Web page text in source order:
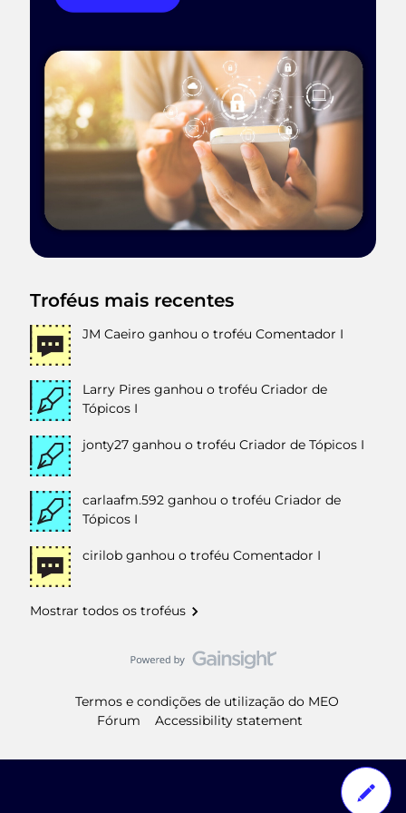
Troféus mais recentes
JM Caeiro ganhou o troféu Comentador I
Larry Pires ganhou o troféu Criador de
Tópicos I
jonty27 ganhou o troféu Criador de Tópicos I
carlaafm.592 ganhou o troféu Criador de
Tópicos I
cirilob ganhou o troféu Comentador I
Mostrar todos os troféus
Termos e condições de utilização do MEO
Fórum
Accessibility statement